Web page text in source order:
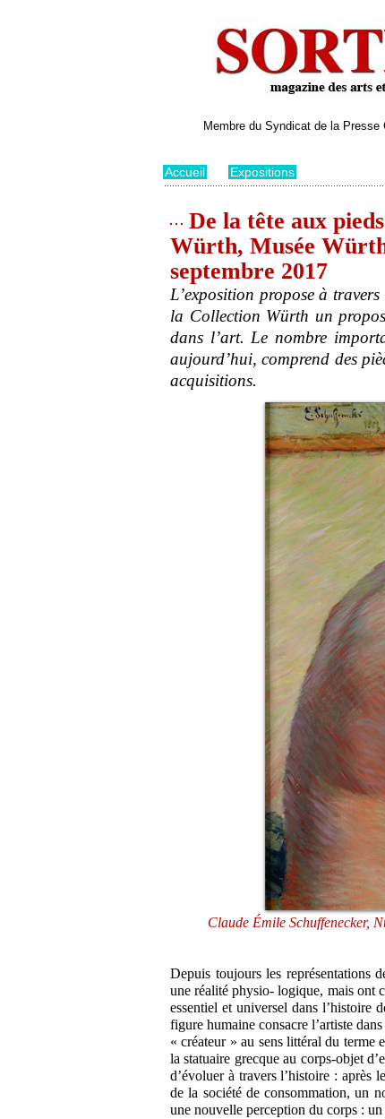
Membre du Syndicat de la
Accueil Expositions
De la tête aux
Würth, Musée
septembre 2017
L’exposition propose à
la Collection Würth un
dans l’art. Le nombre
aujourd’hui, comprend des
acquisitions.
Claude Émile Schuffenecker,
Depuis toujours les représentations
une réalité physio- logique, mais ont
essentiel et universel dans l’histoire
figure humaine consacre l’artiste
« créateur » au sens littéral du terme
la statuaire grecque au corps-objet
d’évoluer à travers l’histoire : après
de la société de consommation, un
une nouvelle perception du corps :